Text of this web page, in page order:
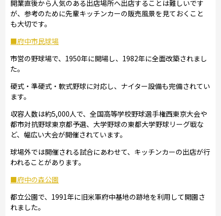
開業直後から人気のある出店場所へ出店することは難しいです
が、参考のために先輩キッチンカーの販売風景を見ておくこと
も大切です。
■府中市民球場
市営の野球場で、1950年に開場し、1982年に全面改築されまし
た。
硬式・準硬式・軟式野球に対応し、ナイター設備も完備されてい
ます。
収容人数は約5,000人で、全国高等学校野球選手権西東京大会や
都市対抗野球東京都予選、大学野球の東都大学野球リーグ戦な
ど、幅広い大会が開催されています。
球場外では開催される試合にあわせて、キッチンカーの出店が行
われることがあります。
■府中の森公園
都立公園で、1991年に旧米軍府中基地の跡地を利用して開園さ
れました。